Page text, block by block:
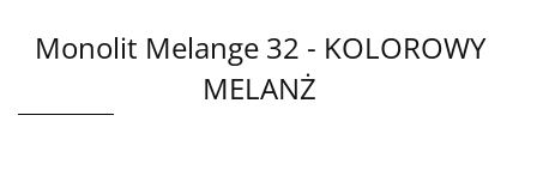
Monolit Melange 32 - KOLOROWY
MELANŻ